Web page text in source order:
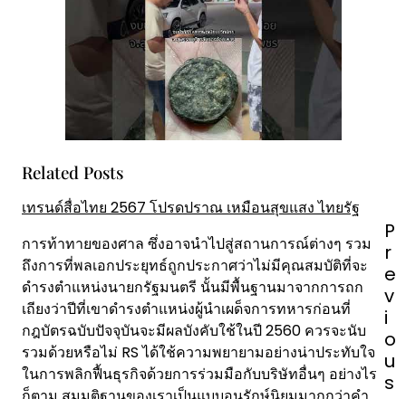
Related Posts
เทรนด์สื่อไทย 2567 โปรดปราณ เหมือนสุขแสง ไทยรัฐ
การท้าทายของศาล ซึ่งอาจนำไปสู่สถานการณ์ต่างๆ รวม
ถึงการที่พลเอกประยุทธ์ถูกประกาศว่าไม่มีคุณสมบัติที่จะ
ดำรงตำแหน่งนายกรัฐมนตรี นั้นมีพื้นฐานมาจากการถก
เถียงว่าปีที่เขาดำรงตำแหน่งผู้นำเผด็จการทหารก่อนที่
กฎบัตรฉบับปัจจุบันจะมีผลบังคับใช้ในปี 2560 ควรจะนับ
รวมด้วยหรือไม่ RS ได้ใช้ความพยายามอย่างน่าประทับใจ
ในการพลิกฟื้นธุรกิจด้วยการร่วมมือกับบริษัทอื่นๆ อย่างไร
o
s
t
n
a
v
i
P
r
e
v
i
o
u
s